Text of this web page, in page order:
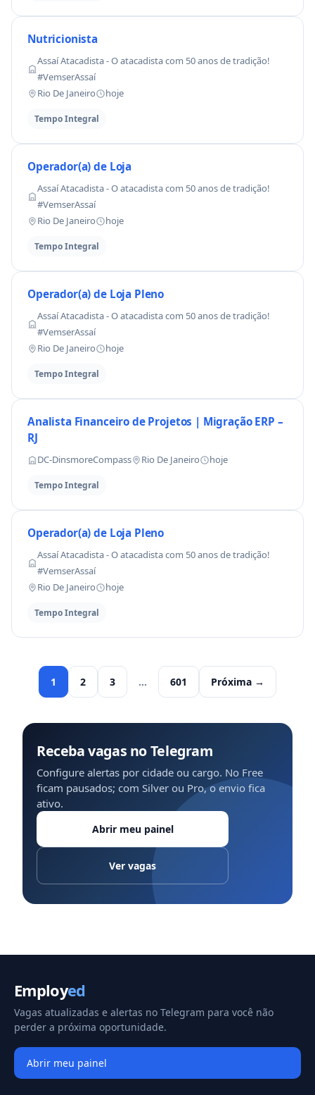
Nutricionista
Assaí Atacadista - O atacadista com 50 anos de tradição!
#VemserAssaí
Rio De Janeiro
hoje
Tempo Integral
Operador(a) de Loja
Assaí Atacadista - O atacadista com 50 anos de tradição!
#VemserAssaí
Rio De Janeiro
hoje
Tempo Integral
Operador(a) de Loja Pleno
Assaí Atacadista - O atacadista com 50 anos de tradição!
#VemserAssaí
Rio De Janeiro
hoje
Tempo Integral
Analista Financeiro de Projetos | Migração ERP –
RJ
DC-DinsmoreCompass Rio De Janeiro hoje
Tempo Integral
Operador(a) de Loja Pleno
Assaí Atacadista - O atacadista com 50 anos de tradição!
#VemserAssaí
Rio De Janeiro
hoje
Tempo Integral
1 2 3 … 601 Próxima →
Receba vagas no Telegram
Configure alertas por cidade ou cargo. No Free
ficam pausados; com Silver ou Pro, o envio fica
ativo.
Abrir meu painel
Ver vagas
Employed
Vagas atualizadas e alertas no Telegram para você não
perder a próxima oportunidade.
Abrir meu painel